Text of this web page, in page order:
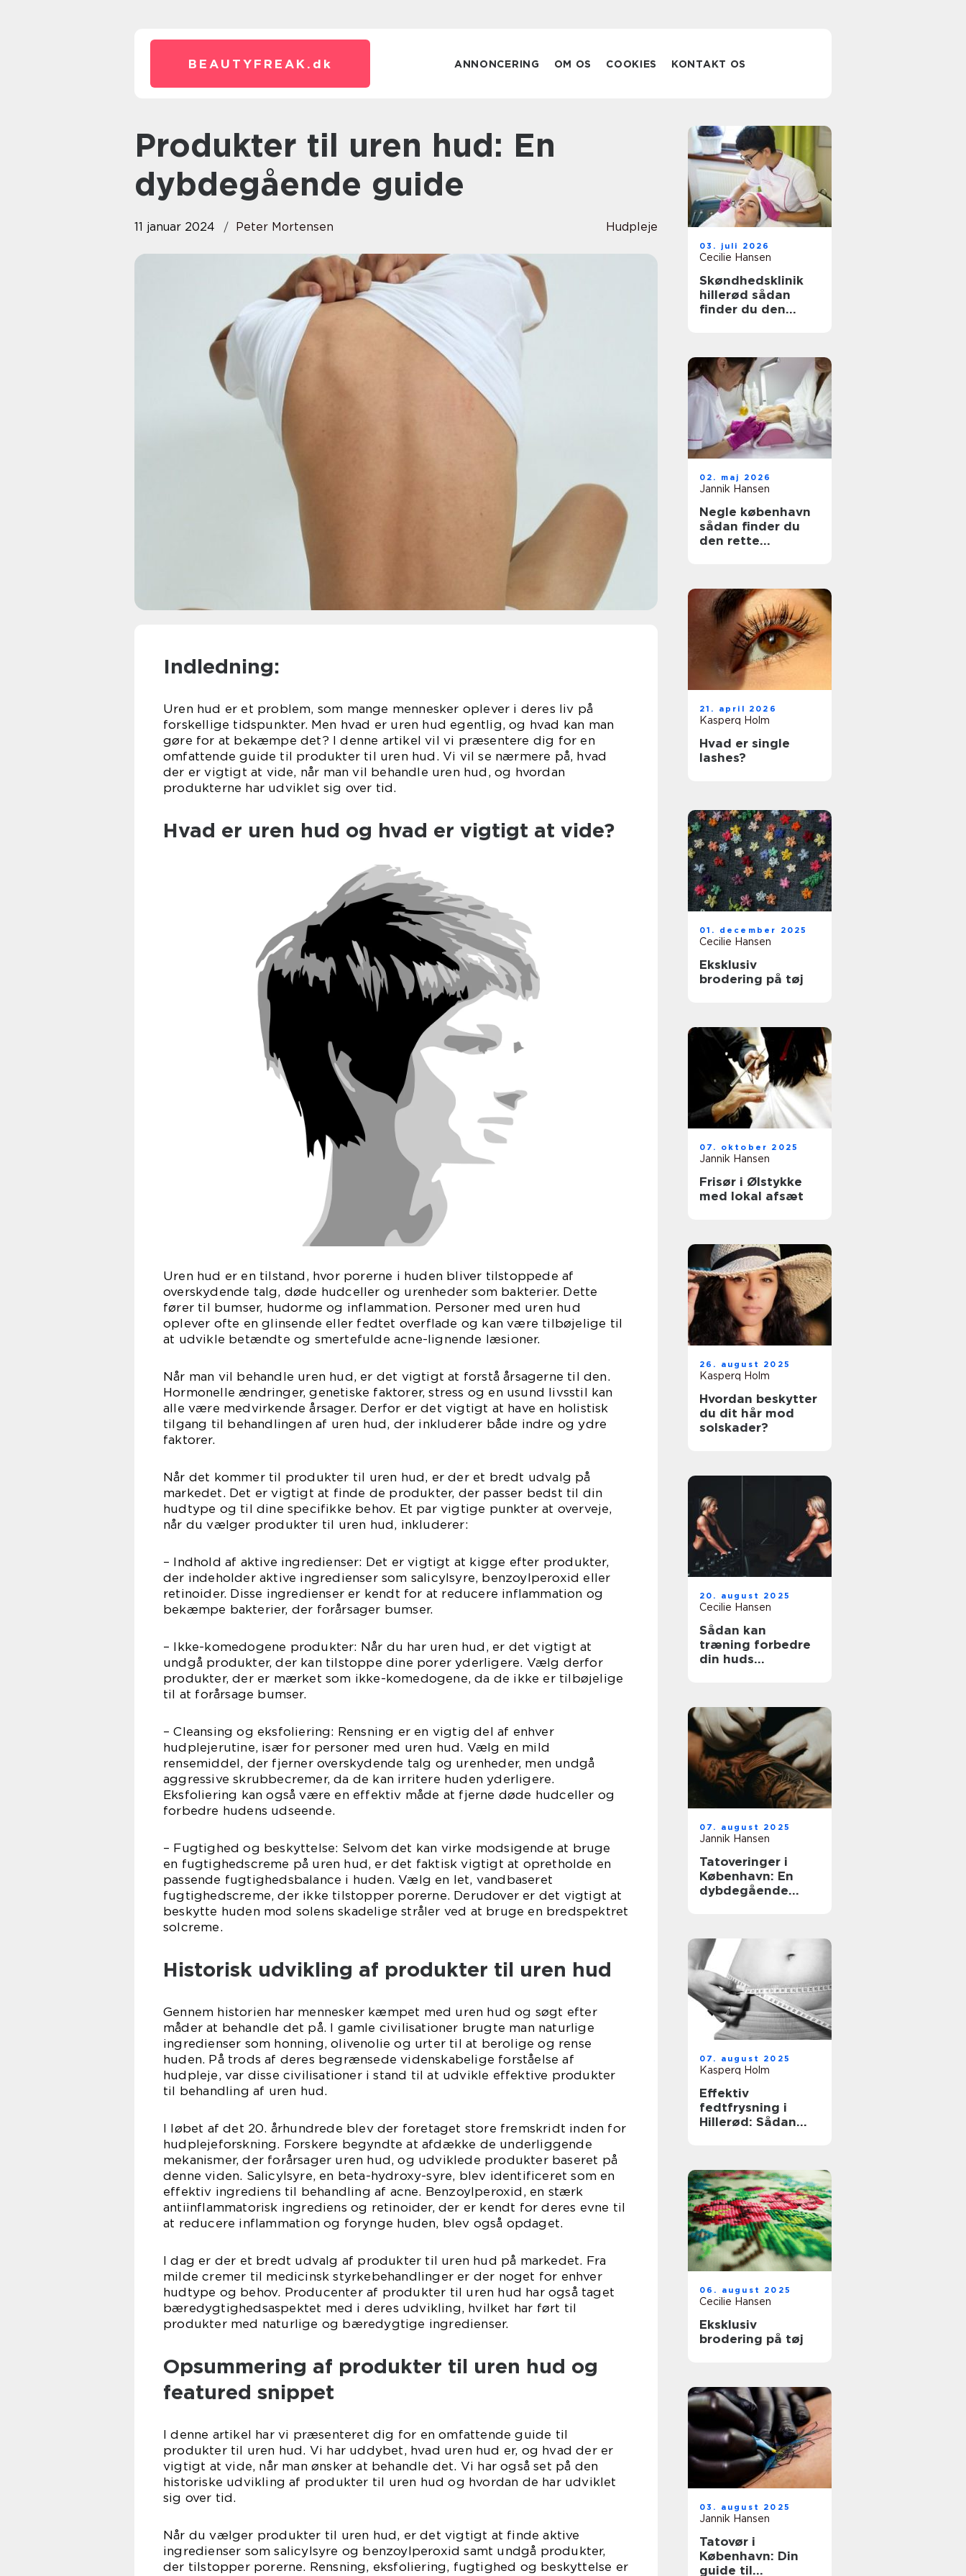
BEAUTYFREAK. dk ANNONCERING OM OS COOKIES KONTAKT OS
Produkter til uren hud: En
dybdegående guide
11 januar 2024 Peter Mortensen Hudpleje
Indledning:
Uren hud er et problem, som mange mennesker oplever i deres liv på
forskellige tidspunkter. Men hvad er uren hud egentlig, og hvad kan man
gøre for at bekæmpe det? I denne artikel vil vi præsentere dig for en
omfattende guide til produkter til uren hud. Vi vil se nærmere på, hvad
der er vigtigt at vide, når man vil behandle uren hud, og hvordan
produkterne har udviklet sig over tid.
Hvad er uren hud og hvad er vigtigt at vide?
Uren hud er en tilstand, hvor porerne i huden bliver tilstoppede af
overskydende talg, døde hudceller og urenheder som bakterier. Dette
fører til bumser, hudorme og inflammation. Personer med uren hud
oplever ofte en glinsende eller fedtet overflade og kan være tilbøjelige til
at udvikle betændte og smertefulde acne-lignende læsioner.
Når man vil behandle uren hud, er det vigtigt at forstå årsagerne til den.
Hormonelle ændringer, genetiske faktorer, stress og en usund livsstil kan
alle være medvirkende årsager. Derfor er det vigtigt at have en holistisk
tilgang til behandlingen af uren hud, der inkluderer både indre og ydre
faktorer.
Når det kommer til produkter til uren hud, er der et bredt udvalg på
markedet. Det er vigtigt at finde de produkter, der passer bedst til din
hudtype og til dine specifikke behov. Et par vigtige punkter at overveje,
når du vælger produkter til uren hud, inkluderer:
– Indhold af aktive ingredienser: Det er vigtigt at kigge efter produkter,
der indeholder aktive ingredienser som salicylsyre, benzoylperoxid eller
retinoider. Disse ingredienser er kendt for at reducere inflammation og
bekæmpe bakterier, der forårsager bumser.
– Ikke-komedogene produkter: Når du har uren hud, er det vigtigt at
undgå produkter, der kan tilstoppe dine porer yderligere. Vælg derfor
produkter, der er mærket som ikke-komedogene, da de ikke er tilbøjelige
til at forårsage bumser.
– Cleansing og eksfoliering: Rensning er en vigtig del af enhver
hudplejerutine, især for personer med uren hud. Vælg en mild
rensemiddel, der fjerner overskydende talg og urenheder, men undgå
aggressive skrubbecremer, da de kan irritere huden yderligere.
Eksfoliering kan også være en effektiv måde at fjerne døde hudceller og
forbedre hudens udseende.
– Fugtighed og beskyttelse: Selvom det kan virke modsigende at bruge
en fugtighedscreme på uren hud, er det faktisk vigtigt at opretholde en
passende fugtighedsbalance i huden. Vælg en let, vandbaseret
fugtighedscreme, der ikke tilstopper porerne. Derudover er det vigtigt at
beskytte huden mod solens skadelige stråler ved at bruge en bredspektret
solcreme.
Historisk udvikling af produkter til uren hud
Gennem historien har mennesker kæmpet med uren hud og søgt efter
måder at behandle det på. I gamle civilisationer brugte man naturlige
ingredienser som honning, olivenolie og urter til at berolige og rense
huden. På trods af deres begrænsede videnskabelige forståelse af
hudpleje, var disse civilisationer i stand til at udvikle effektive produkter
til behandling af uren hud.
I løbet af det 20. århundrede blev der foretaget store fremskridt inden for
hudplejeforskning. Forskere begyndte at afdække de underliggende
mekanismer, der forårsager uren hud, og udviklede produkter baseret på
denne viden. Salicylsyre, en beta-hydroxy-syre, blev identificeret som en
effektiv ingrediens til behandling af acne. Benzoylperoxid, en stærk
antiinflammatorisk ingrediens og retinoider, der er kendt for deres evne til
at reducere inflammation og forynge huden, blev også opdaget.
I dag er der et bredt udvalg af produkter til uren hud på markedet. Fra
milde cremer til medicinsk styrkebehandlinger er der noget for enhver
hudtype og behov. Producenter af produkter til uren hud har også taget
bæredygtighedsaspektet med i deres udvikling, hvilket har ført til
produkter med naturlige og bæredygtige ingredienser.
Opsummering af produkter til uren hud og
featured snippet
I denne artikel har vi præsenteret dig for en omfattende guide til
produkter til uren hud. Vi har uddybet, hvad uren hud er, og hvad der er
vigtigt at vide, når man ønsker at behandle det. Vi har også set på den
historiske udvikling af produkter til uren hud og hvordan de har udviklet
sig over tid.
Når du vælger produkter til uren hud, er det vigtigt at finde aktive
ingredienser som salicylsyre og benzoylperoxid samt undgå produkter,
der tilstopper porerne. Rensning, eksfoliering, fugtighed og beskyttelse er
03. juli 2026
Cecilie Hansen
Skøndhedsklinik
hillerød sådan
finder du den
02. maj 2026
Jannik Hansen
Negle københavn
sådan finder du
den rette
21. april 2026
Kasperq Holm
Hvad er single
lashes?
01. december 2025
Cecilie Hansen
Eksklusiv
brodering på tøj
07. oktober 2025
Jannik Hansen
Frisør i Ølstykke
med lokal afsæt
26. august 2025
Kasperq Holm
Hvordan beskytter
du dit hår mod
solskader?
20. august 2025
Cecilie Hansen
Sådan kan
træning forbedre
din huds
07. august 2025
Jannik Hansen
Tatoveringer i
København: En
dybdegående
07. august 2025
Kasperq Holm
Effektiv
fedtfrysning i
Hillerød: Sådan
06. august 2025
Cecilie Hansen
Eksklusiv
brodering på tøj
03. august 2025
Jannik Hansen
Tatovør i
København: Din
guide til